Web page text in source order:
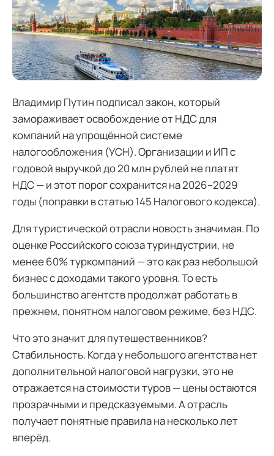
Владимир Путин подписал закон, который
замораживает освобождение от НДС для
компаний на упрощённой системе
налогообложения (УСН). Организации и ИП с
годовой выручкой до 20 млн рублей не платят
НДС — и этот порог сохранится на 2026–2029
годы (поправки в статью 145 Налогового кодекса).
Для туристической отрасли новость значимая. По
оценке Российского союза туриндустрии, не
менее 60% туркомпаний — это как раз небольшой
бизнес с доходами такого уровня. То есть
большинство агентств продолжат работать в
прежнем, понятном налоговом режиме, без НДС.
Что это значит для путешественников?
Стабильность. Когда у небольшого агентства нет
дополнительной налоговой нагрузки, это не
отражается на стоимости туров — цены остаются
прозрачными и предсказуемыми. А отрасль
получает понятные правила на несколько лет
вперёд.